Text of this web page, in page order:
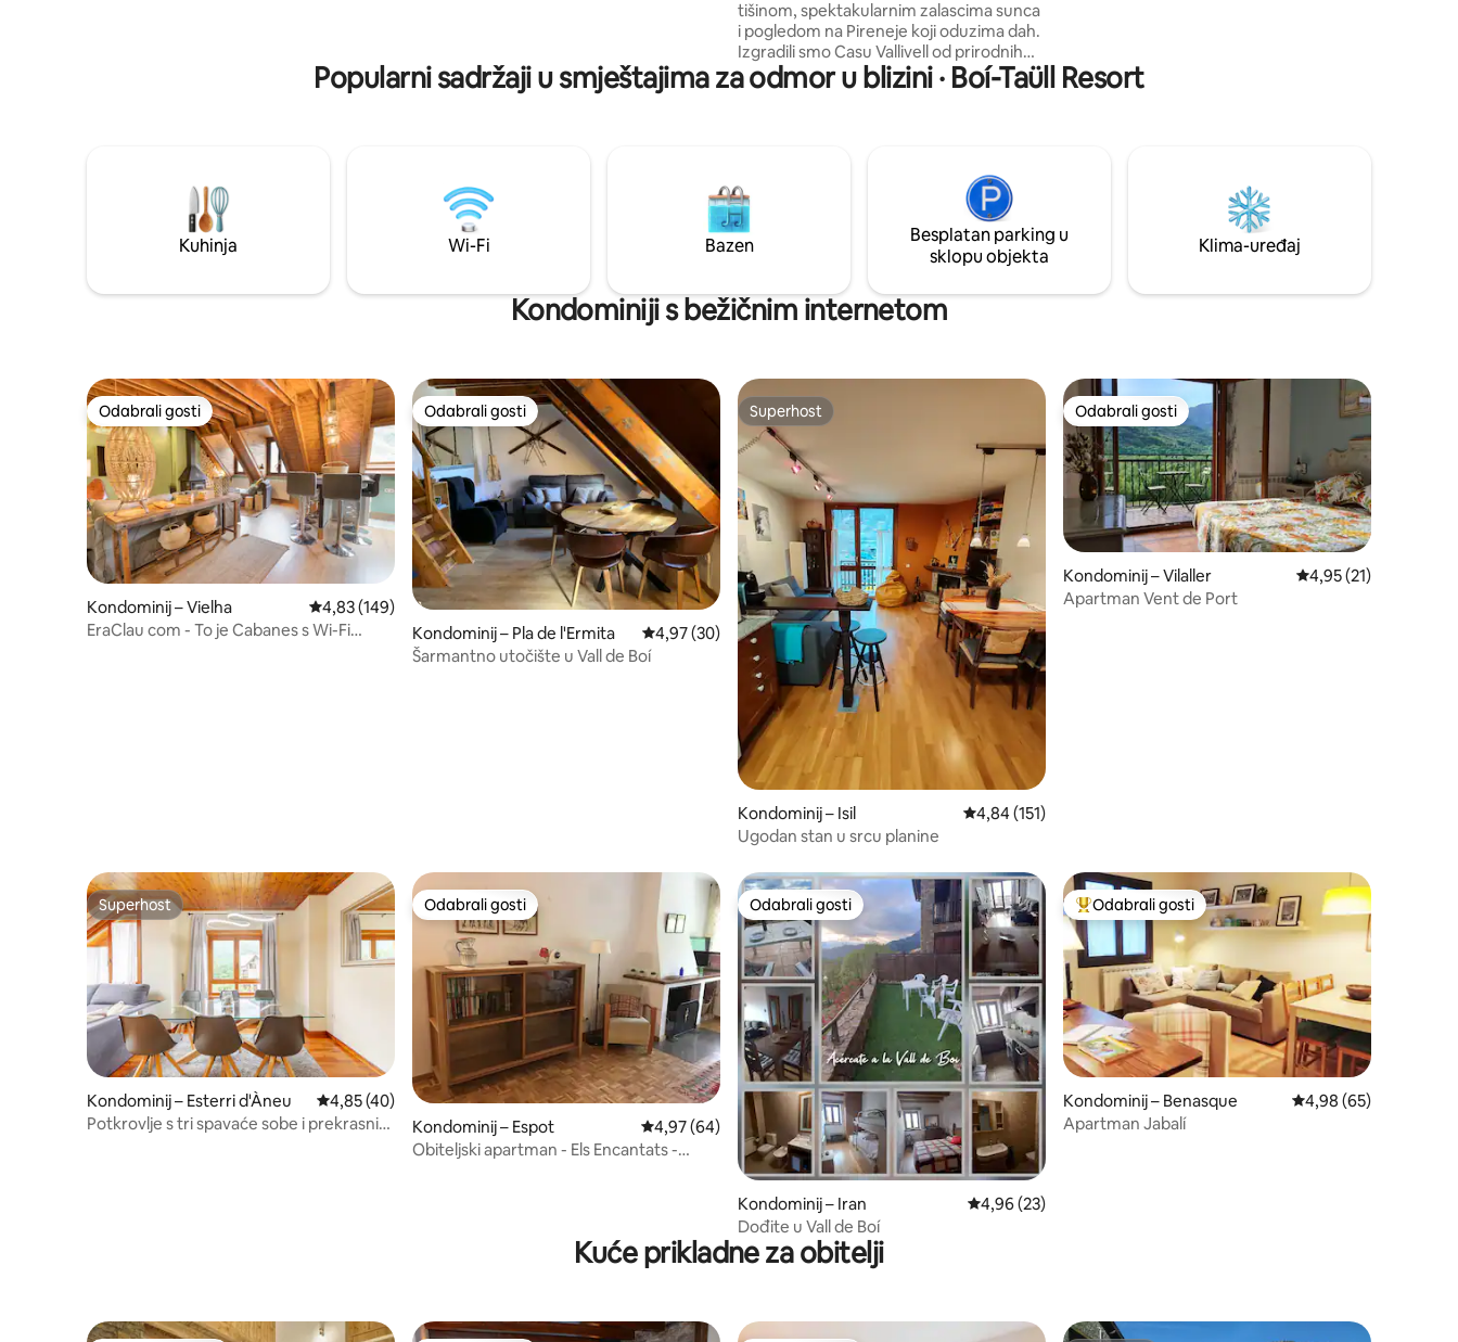
menos conocidos, mientras socializan,
beben y pican. En resumen, es el lugar
tišinom, spektakularnim zalascima sunca
i pogledom na Pireneje koji oduzima dah.
Izgradili smo Casu Vallivell od prirodnih
materijala i sa željom da stvorimo mjesto
mira i povezanosti s prirodom. Smještena
meditaciju, plivanje u planinskim jezerima
i promatranje ptica. Savršeno utočište za
odmor i uživanje u prirodi tijekom cijele
godine.
Popularni sadržaji u smještajima za odmor u blizini · Boí-Taüll Resort
Kuhinja Wi-Fi Bazen
Besplatan parking u
sklopu objekta
Klima-uređaj
Kondominiji s bežičnim internetom
Odabrali gosti
Odabrali gosti
Kondominij – Vielha Prosječna ocjena: 4,83/5, recenzija: 149
4,83 (149)
EraClau com - To je Cabanes s Wi-Fi
Odabrali gosti
Odabrali gosti
Kondominij – Pla de l'Ermita Prosječna ocjena: 4,97/5, recenzija: 30
4,97 (30)
Šarmantno utočište u Vall de Boí
Superhost
Superhost
Kondominij – Isil Prosječna ocjena: 4,84/5, recenzija: 151
4,84 (151)
Ugodan stan u srcu planine
Odabrali gosti
Odabrali gosti
Kondominij – Vilaller Prosječna ocjena:
4,95 (21)
Apartman Vent de Port
Superhost
Superhost
Kondominij – Esterri d'Àneu Prosječna ocjena: 4,85/5, recenzija: 40
4,85 (40)
Potkrovlje s tri spavaće sobe i prekrasnim
Odabrali gosti
Odabrali gosti
Kondominij – Espot Prosječna ocjena: 4,97/5, recenzija: 64
4,97 (64)
Obiteljski apartman - Els Encantats -
Odabrali gosti
Odabrali gosti
Kondominij – Iran Prosječna ocjena: 4,96/5, recenzija: 23
4,96 (23)
Dođite u Vall de Boí
Među najviše rangiranima s oznakom „Odabrali gosti”
Odabrali gosti
Kondominij – Benasque Prosječna ocjena:
4,98 (65)
Apartman Jabalí
Kuće prikladne za obitelji